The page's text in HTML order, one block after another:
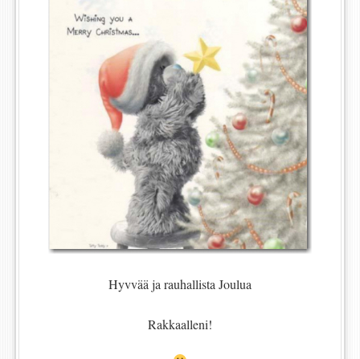
Hyvvää ja rauhallista Joulua
Rakkaalleni!